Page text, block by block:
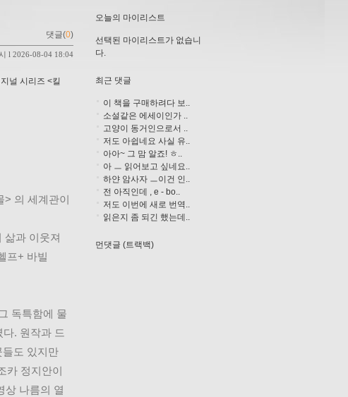
댓글(0)
l 2026-08-04 18:04
널 시리즈 <킬
의 세계관이
삶과 이웃져
프+ 바빌
독특함에 물
. 원작과 드
도 있지만
카 정지안이
상 나름의 열
오늘의 마이리스트
선택된 마이리스트가 없습니
다.
최근 댓글
이 책을 구매하려다 보..
소설같은 에세이인가 ..
고양이 동거인으로서 ..
저도 아쉽네요 사실 유..
아아~ 그 맘 알죠! ㅎ..
아 ㅡ 읽어보고 싶네요..
하얀 암사자 ㅡ이건 인..
전 아직인데 , e - bo..
저도 이번에 새로 번역..
읽은지 좀 되긴 했는데..
먼댓글 (트랙백)